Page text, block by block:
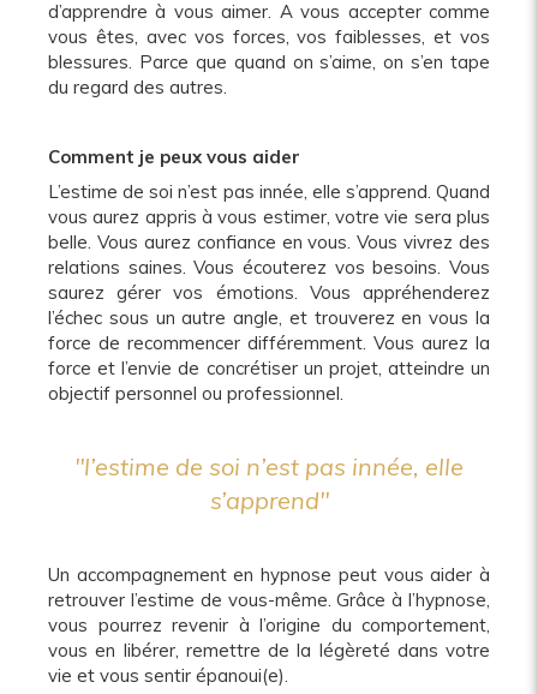
d’apprendre à vous aimer. A vous accepter comme
vous êtes, avec vos forces, vos faiblesses, et vos
blessures. Parce que quand on s’aime, on s’en tape
du regard des autres.
Comment je peux vous aider
L’estime de soi n’est pas innée, elle s’apprend. Quand
vous aurez appris à vous estimer, votre vie sera plus
belle. Vous aurez confiance en vous. Vous vivrez des
relations saines. Vous écouterez vos besoins. Vous
saurez gérer vos émotions. Vous appréhenderez
l’échec sous un autre angle, et trouverez en vous la
force de recommencer différemment. Vous aurez la
force et l’envie de concrétiser un projet, atteindre un
objectif personnel ou professionnel.
"l’estime de soi n’est pas innée, elle
s’apprend"
Un accompagnement en hypnose peut vous aider à
retrouver l’estime de vous-même. Grâce à l’hypnose,
vous pourrez revenir à l’origine du comportement,
vous en libérer, remettre de la légèreté dans votre
vie et vous sentir épanoui(e).